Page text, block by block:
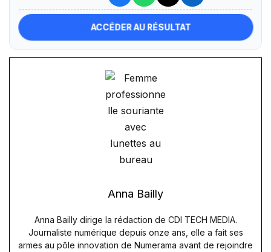
ACCÉDER AU RÉSULTAT
Anna Bailly
Anna Bailly dirige la rédaction de CDI TECH MEDIA.
Journaliste numérique depuis onze ans, elle a fait ses
armes au pôle innovation de Numerama avant de rejoindre